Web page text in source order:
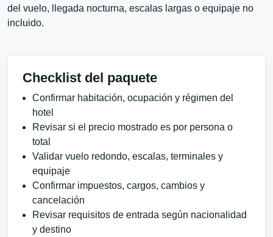
del vuelo, llegada nocturna, escalas largas o equipaje no
incluido.
Checklist del paquete
Confirmar habitación, ocupación y régimen del
hotel
Revisar si el precio mostrado es por persona o
total
Validar vuelo redondo, escalas, terminales y
equipaje
Confirmar impuestos, cargos, cambios y
cancelación
Revisar requisitos de entrada según nacionalidad
y destino